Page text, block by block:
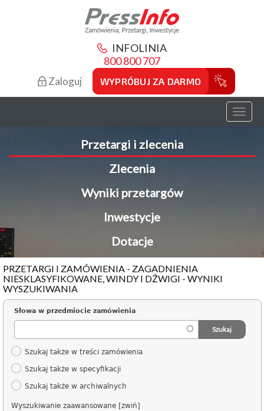
INFOLINIA
800 800 707
Zaloguj WYPRÓBUJ ZA DARMO
Toggle
Przetargi i zlecenia
Zlecenia
Wyniki przetargów
Inwestycje
Dotacje
PRZETARGI I ZAMÓWIENIA - ZAGADNIENIA
NIESKLASYFIKOWANE, WINDY I DŹWIGI - WYNIKI
WYSZUKIWANIA
Słowa w przedmiocie zamówienia
Szukaj także w treści zamówienia
Szukaj także w specyfikacji
Szukaj także w archiwalnych
Wyszukiwanie zaawansowane [zwiń]